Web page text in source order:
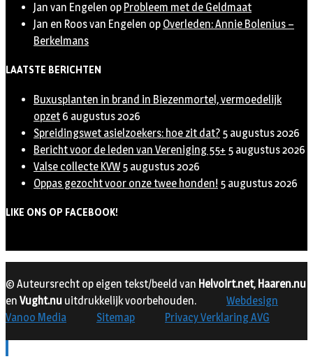
Jan van Engelen op Probleem met de Geldmaat
Jan en Roos van Engelen op Overleden: Annie Bolenius –
Berkelmans
LAATSTE BERICHTEN
Buxusplanten in brand in Biezenmortel, vermoedelijk
opzet 6 augustus 2026
Spreidingswet asielzoekers: hoe zit dat? 5 augustus 2026
Bericht voor de leden van Vereniging 55+ 5 augustus 2026
Valse collecte KVW 5 augustus 2026
Oppas gezocht voor onze twee honden! 5 augustus 2026
LIKE ONS OP FACEBOOK!
© Auteursrecht op eigen tekst/beeld van Helvoirt.net, Haaren.nu
en Vught.nu uitdrukkelijk voorbehouden.
Webdesign
Vanoo Media
Sitemap Privacy Verklaring AVG